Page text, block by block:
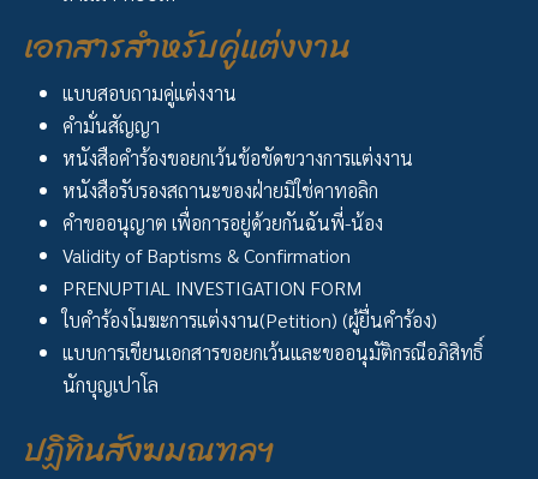
เอกสารสำหรับคู่แต่งงาน
แบบสอบถามคู่แต่งงาน
คำมั่นสัญญา
หนังสือคำร้องขอยกเว้นข้อขัดขวางการแต่งงาน
หนังสือรับรองสถานะของฝ่ายมิใช่คาทอลิก
คำขออนุญาต เพื่อการอยู่ด้วยกันฉันพี่-น้อง
Validity of Baptisms & Confirmation
PRENUPTIAL INVESTIGATION FORM
ใบคำร้องโมฆะการแต่งงาน(Petition) (ผู้ยื่นคำร้อง)
แบบการเขียนเอกสารขอยกเว้นและขออนุมัติกรณีอภิสิทธิ์
นักบุญเปาโล
ปฏิทินสังฆมณฑลฯ